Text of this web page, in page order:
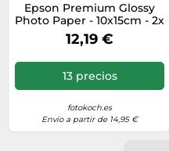
Epson Premium Glossy
Photo Paper - 10x15cm - 2x
40 Hojas
12,19 €
13 precios
fotokoch.es
Envío a partir de 14,95 €